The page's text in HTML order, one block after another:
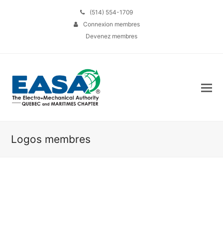
(514) 554-1709
Connexion membres
Devenez membres
Logos membres